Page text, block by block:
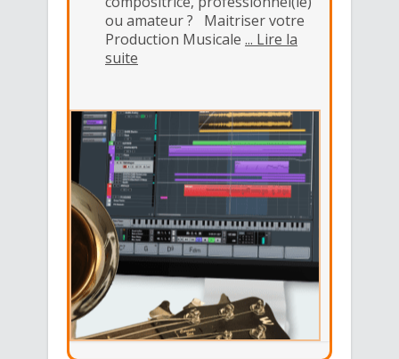
ou amateur ? Maitriser votre
Production Musicale ... Lire la
suite